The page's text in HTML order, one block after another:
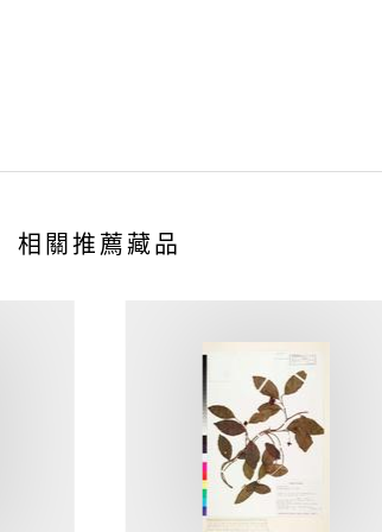
相關推薦藏品